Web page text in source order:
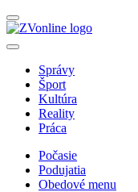
Správy
Šport
Kultúra
Reality
Práca
Počasie
Podujatia
Obedové menu